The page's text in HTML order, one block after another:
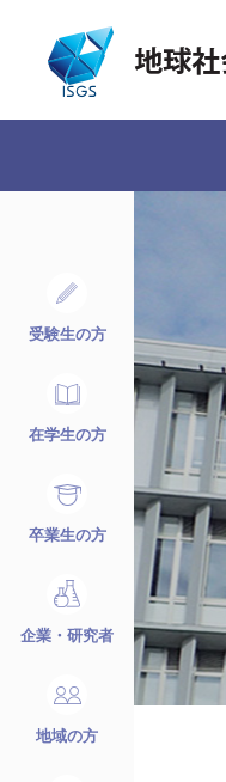
受験生の方
在学生の方
卒業生の方
企業・研究者
地域の方